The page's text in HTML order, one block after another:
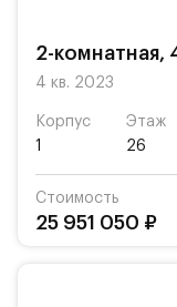
2-комнатная,
4 кв. 2023
Корпус
1
Этаж
26
Стоимость
25 951 050 ₽